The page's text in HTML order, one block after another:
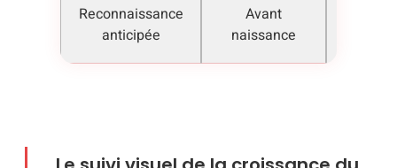
Reconnaissance
anticipée
Avant
naissance